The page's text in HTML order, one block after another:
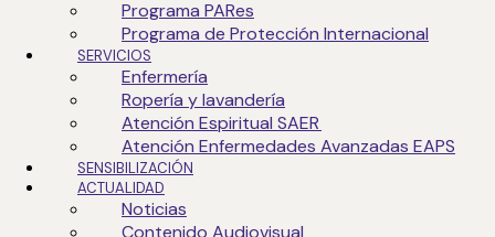
Programa PARes
Programa de Protección Internacional
SERVICIOS
Enfermería
Ropería y lavandería
Atención Espiritual SAER
Atención Enfermedades Avanzadas EAPS
SENSIBILIZACIÓN
ACTUALIDAD
Noticias
Contenido Audiovisual
IQNetES 2023-0258
*